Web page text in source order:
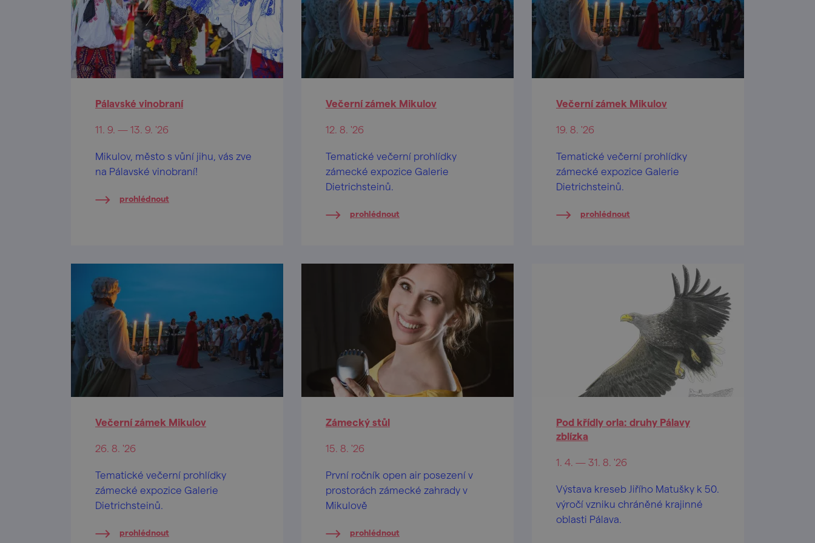
Pálavské vinobraní
11. 9. — 13. 9. '26
Mikulov, město s vůní jihu, vás zve
na Pálavské vinobraní!
prohlédnout
Večerní zámek Mikulov
12. 8. '26
Tematické večerní prohlídky
zámecké expozice Galerie
Dietrichsteinů.
prohlédnout
Večerní zámek Mikulov
19. 8. '26
Tematické večerní prohlídky
zámecké expozice Galerie
Dietrichsteinů.
prohlédnout
Večerní zámek Mikulov
26. 8. '26
Tematické večerní prohlídky
zámecké expozice Galerie
Dietrichsteinů.
prohlédnout
Zámecký stůl
15. 8. '26
První ročník open air posezení v
prostorách zámecké zahrady v
Mikulově
prohlédnout
Pod křídly orla: druhy Pálavy
zblízka
1. 4. — 31. 8. '26
Výstava kreseb Jiřího Matušky k 50.
výročí vzniku chráněné krajinné
oblasti Pálava.